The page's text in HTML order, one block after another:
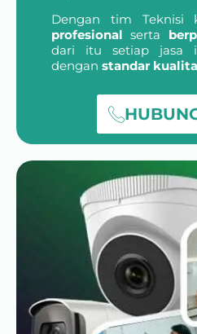
Dengan tim Teknisi
profesional serta
dari itu setiap jasa
dengan standar